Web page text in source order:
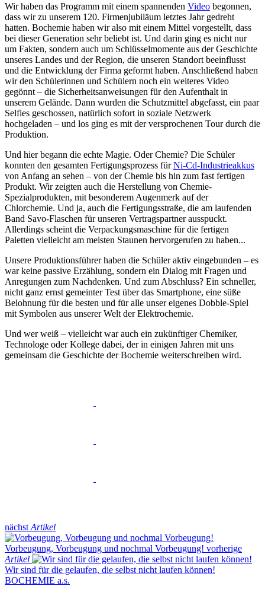
Wir haben das Programm mit einem spannenden Video begonnen,
dass wir zu unserem 120. Firmenjubiläum letztes Jahr gedreht
hatten. Bochemie haben wir also mit einem Mittel vorgestellt, dass
bei dieser Generation sehr beliebt ist. Und darin ging es nicht nur
um Fakten, sondern auch um Schlüsselmomente aus der Geschichte
unseres Landes und der Region, die unseren Standort beeinflusst
und die Entwicklung der Firma geformt haben. Anschließend haben
wir den Schülerinnen und Schülern noch ein weiteres Video
gegönnt – die Sicherheitsanweisungen für den Aufenthalt in
unserem Gelände. Dann wurden die Schutzmittel abgefasst, ein paar
Selfies geschossen, natürlich sofort in soziale Netzwerk
hochgeladen – und los ging es mit der versprochenen Tour durch die
Produktion.
Und hier begann die echte Magie. Oder Chemie? Die Schüler
konnten den gesamten Fertigungsprozess fürNi-Cd-Industrieakkus
von Anfang an sehen – von der Chemie bis hin zum fast fertigen
Produkt. Wir zeigten auch die Herstellung von Chemie-
Spezialprodukten, mit besonderem Augenmerk auf der
Chlorchemie. Und ja, auch die Fertigungsstraße, die am laufenden
Band Savo-Flaschen für unseren Vertragspartner ausspuckt.
Allerdings scheint die Verpackungsmaschine für die fertigen
Paletten vielleicht am meisten Staunen hervorgerufen zu haben...
Unsere Produktionsführer haben die Schüler aktiv eingebunden – es
war keine passive Erzählung, sondern ein Dialog mit Fragen und
Anregungen zum Nachdenken. Und zum Abschluss? Ein schneller,
nicht ganz ernst gemeinter Test über das Smartphone, eine süße
Belohnung für die besten und für alle unser eigenes Dobble-Spiel
mit Symbolen aus unserer Welt der Elektrochemie.
Und wer weiß – vielleicht war auch ein zukünftiger Chemiker,
Technologe oder Kollege dabei, der in einigen Jahren mit uns
gemeinsam die Geschichte der Bochemie weiterschreiben wird.
nächst Artikel
Vorbeugung, Vorbeugung und nochmal Vorbeugung! vorherige
Artikel
Wir sind für die gelaufen, die selbst nicht laufen können!
BOCHEMIE a.s.